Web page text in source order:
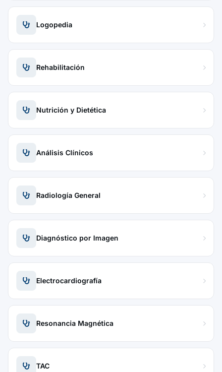
Logopedia
Rehabilitación
Nutrición y Dietética
Análisis Clínicos
Radiología General
Diagnóstico por Imagen
Electrocardiografía
Resonancia Magnética
TAC